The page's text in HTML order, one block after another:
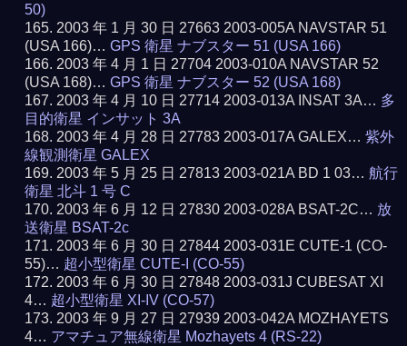
50)
2003 年 1 月 30 日 27663 2003-005A NAVSTAR 51
(USA 166)…GPS 衛星 ナブスター 51 (USA 166)
2003 年 4 月 1 日 27704 2003-010A NAVSTAR 52
(USA 168)…GPS 衛星 ナブスター 52 (USA 168)
2003 年 4 月 10 日 27714 2003-013A INSAT 3A… 多
目的衛星 インサット 3A
2003 年 4 月 28 日 27783 2003-017A GALEX…紫外
線観測衛星 GALEX
2003 年 5 月 25 日 27813 2003-021A BD 1 03…航行
衛星 北斗 1 号 C
2003 年 6 月 12 日 27830 2003-028A BSAT-2C… 放
送衛星 BSAT-2c
2003 年 6 月 30 日 27844 2003-031E CUTE-1 (CO-
55)… 超小型衛星 CUTE-I (CO-55)
2003 年 6 月 30 日 27848 2003-031J CUBESAT XI
4… 超小型衛星 XI-IV (CO-57)
2003 年 9 月 27 日 27939 2003-042A MOZHAYETS
4… アマチュア無線衛星 Mozhayets 4 (RS-22)